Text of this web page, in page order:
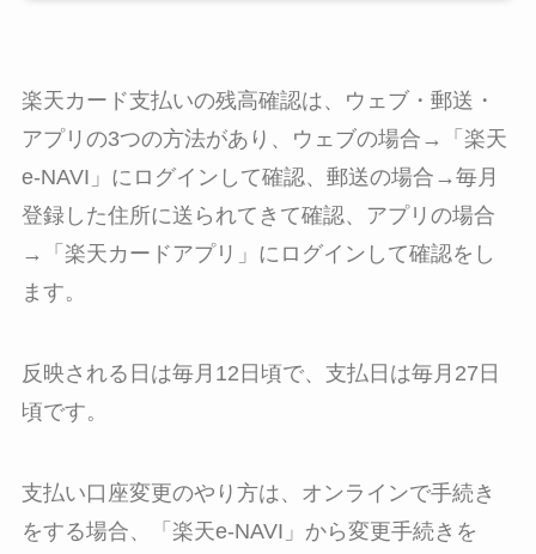
楽天カード支払いの残高確認は、ウェブ・郵送・
アプリの3つの方法があり、ウェブの場合→「楽天
e-NAVI」にログインして確認、郵送の場合→毎月
登録した住所に送られてきて確認、アプリの場合
→「楽天カードアプリ」にログインして確認をし
ます。
反映される日は毎月12日頃で、支払日は毎月27日
頃です。
支払い口座変更のやり方は、オンラインで手続き
をする場合、「楽天e-NAVI」から変更手続きを